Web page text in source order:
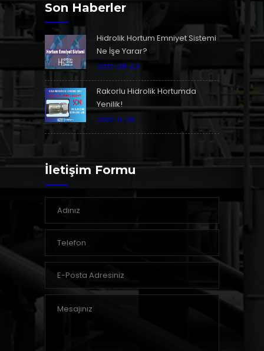
Son Haberler
Hidrolik Hortum Emniyet Sistemi
Ne İşe Yarar?
2021-09-03
Rakorlu Hidrolik Hortumda
Yenilik!
2021-11-29
İletişim Formu